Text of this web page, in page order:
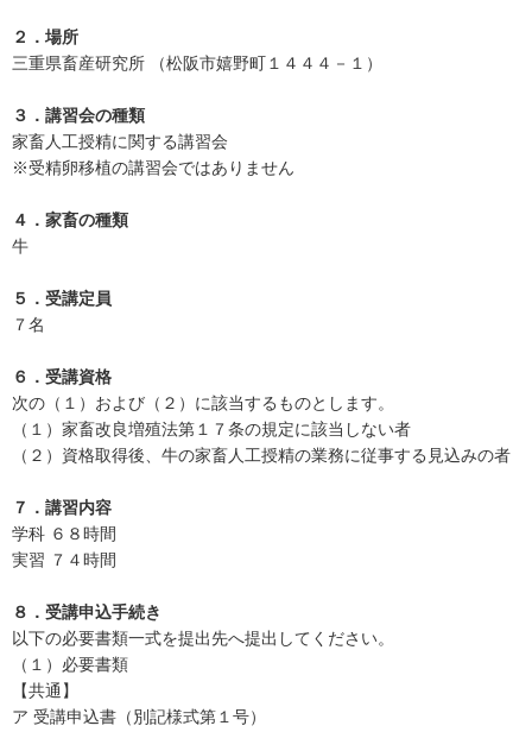
２．場所
三重県畜産研究所 （松阪市嬉野町１４４４－１）
３．講習会の種類
家畜人工授精に関する講習会
※受精卵移植の講習会ではありません
４．家畜の種類
牛
５．受講定員
７名
６．受講資格
次の（１）および（２）に該当するものとします。
（１）家畜改良増殖法第１７条の規定に該当しない者
（２）資格取得後、牛の家畜人工授精の業務に従事する見込みの者
７．講習内容
学科 ６８時間
実習 ７４時間
８．受講申込手続き
以下の必要書類一式を提出先へ提出してください。
（１）必要書類
【共通】
ア 受講申込書（別記様式第１号）